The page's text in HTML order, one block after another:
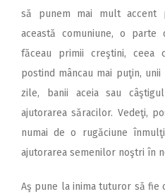
să punem mai mult accent
această comuniune, o parte
făceau primii creştini, ceea
postind mâncau mai puţin,
zile, banii aceia sau
ajutorarea săracilor. Vedeţi,
numai de o rugăciune
ajutorarea semenilor noştri în
Aş pune la inima tuturor să fie